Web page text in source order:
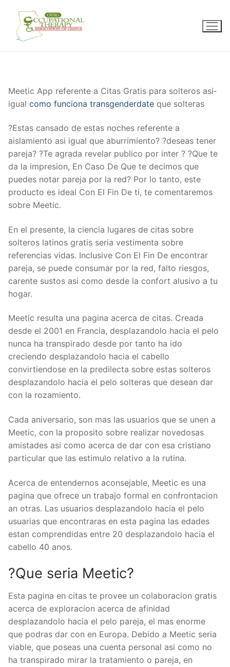
content
Meetic App referente a Citas Gratis para solteros asi­
igual como funciona transgenderdate que solteras
?Estas cansado de estas noches referente a
aislamiento asi­ igual que aburrimiento? ?deseas tener
pareja? ?Te agrada revelar publico por inter ? ?Que te
da la impresion, En Caso De Que te decimos que
puedes notar pareja por la red? Por lo tanto, este
producto es ideal Con El Fin De ti, te comentaremos
sobre Meetic.
En el presente, la ciencia lugares de citas sobre
solteros latinos gratis seri­a vestimenta sobre
referencias vidas. Inclusive Con El Fin De encontrar
pareja, se puede consumar por la red, falto riesgos,
carente sustos asi­ como desde la confort alusivo a tu
hogar.
Meetic resulta una pagina acerca de citas. Creada
desde el 2001 en Francia, desplazandolo hacia el pelo
nunca ha transpirado desde por tanto ha ido
creciendo desplazandolo hacia el cabello
convirtiendose en la predilecta sobre estas solteros
desplazandolo hacia el pelo solteras que desean dar
con la rozamiento.
Cada aniversario, son mas las usuarios que se unen a
Meetic, con la proposito sobre realizar novedosas
amistades asi­ como acerca de dar con esa cristiano
particular que las estimulo relativo a la rutina.
Acerca de entendernos aconsejable, Meetic es una
pagina que ofrece un trabajo formal en confrontacion
an otras. Las usuarios desplazandolo hacia el pelo
usuarias que encontraras en esta pagina las edades
estan comprendidas entre 20 desplazandolo hacia el
cabello 40 anos.
?Que seri­a Meetic?
Esta pagina en citas te provee un colaboracion gratis
acerca de exploracion acerca de afinidad
desplazandolo hacia el pelo pareja, el mas enorme
que podras dar con en Europa. Debido a Meetic seri­a
viable, que poseas una cuenta personal asi­ como no
ha transpirado mirar la tratamiento o pareja, en